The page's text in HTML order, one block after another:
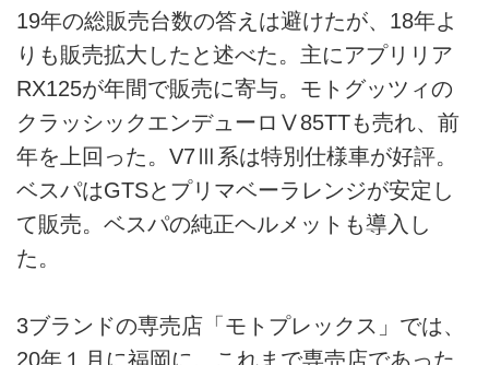
19年の総販売台数の答えは避けたが、18年よ
りも販売拡大したと述べた。主にアプリリア
RX125が年間で販売に寄与。モトグッツィの
クラッシックエンデューロⅤ85TTも売れ、前
年を上回った。V7Ⅲ系は特別仕様車が好評。
ベスパはGTSとプリマベーラレンジが安定し
て販売。ベスパの純正ヘルメットも導入し
た。
3ブランドの専売店「モトプレックス」では、
20年１月に福岡に、これまで専売店であった